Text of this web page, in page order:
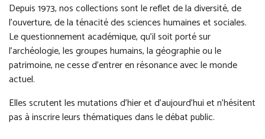
Depuis 1973, nos collections sont le reflet de la diversité, de
l’ouverture, de la ténacité des sciences humaines et sociales.
Le questionnement académique, qu’il soit porté sur
l’archéologie, les groupes humains, la géographie ou le
patrimoine, ne cesse d’entrer en résonance avec le monde
actuel.
Elles scrutent les mutations d’hier et d’aujourd’hui et n’hésitent
pas à inscrire leurs thématiques dans le débat public.